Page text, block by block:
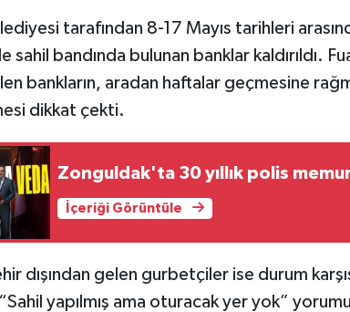
tarafından 8-17 Mayıs tarihleri
sahil bandında bulunan banklar kaldırıldı.
bankların, aradan haftalar geçmesine
dikkat çekti.
Zonguldak'ta 30 yıllık polis
İçeriği Görüntüle
dışından gelen gurbetçiler ise durum
yapılmış ama oturacak yer yok”